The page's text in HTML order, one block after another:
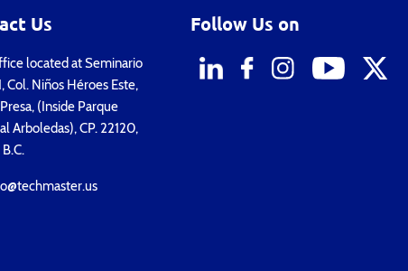
Us
located at Seminario
Col. Niños Héroes Este,
(Inside Parque
Arboledas), CP. 22120,
Follow Us on